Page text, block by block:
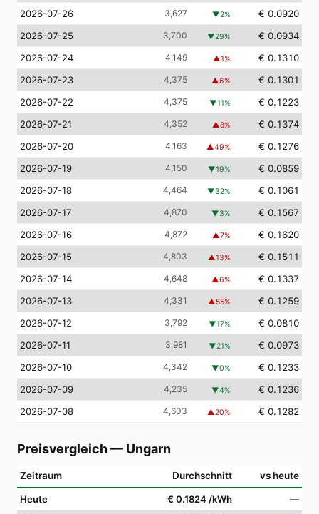
2026-07-26 3,627 ▼2%
€ 0.0920
2026-07-25
3,700 ▼29%
€ 0.0934
2026-07-24
4,149 ▲1%
€ 0.1310
2026-07-23
4,375 ▲6%
€ 0.1301
2026-07-22
4,375 ▼11%
€ 0.1223
2026-07-21
4,352 ▲8%
€ 0.1374
2026-07-20
4,163 ▲49%
€ 0.1276
2026-07-19
4,150 ▼19%
€ 0.0859
2026-07-18
4,464 ▼32%
€ 0.1061
2026-07-17
4,870 ▼3%
€ 0.1567
2026-07-16
4,872 ▲7%
€ 0.1620
2026-07-15
4,803 ▲13%
€ 0.1511
2026-07-14
4,648 ▲6%
€ 0.1337
2026-07-13
4,331 ▲55%
€ 0.1259
2026-07-12
3,792 ▼17%
€ 0.0810
2026-07-11
3,981 ▼21%
€ 0.0973
2026-07-10
4,342 ▼0%
€ 0.1233
2026-07-09
4,235 ▼4%
€ 0.1236
2026-07-08
4,603 ▲20% € 0.1282
Preisvergleich— Ungarn
Zeitraum Durchschnitt vs heute
Heute € 0.1824 /kWh
—